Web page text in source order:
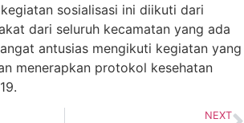
sosialisasi ini diikuti dari
dari seluruh kecamatan yang ada
antusias mengikuti kegiatan yang
menerapkan protokol kesehatan
NEXT